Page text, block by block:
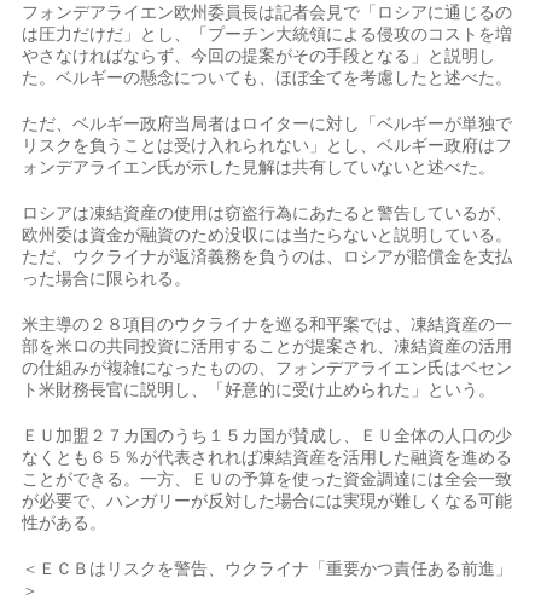
フォンデアライエン欧州委員長は記者会見で「ロシアに通じるの
は圧力だけだ」とし、「プーチン大統領による侵攻のコストを増
やさなければならず、今回の提案がその手段となる」と説明し
た。ベルギーの懸念についても、ほぼ全てを考慮したと述べた。
ただ、ベルギー政府当局者はロイターに対し「ベルギーが単独で
リスクを負うことは受け入れられない」とし、ベルギー政府はフ
ォンデアライエン氏が示した見解は共有していないと述べた。
ロシアは凍結資産の使用は窃盗行為にあたると警告しているが、
欧州委は資金が融資のため没収には当たらないと説明している。
ただ、ウクライナが返済義務を負うのは、ロシアが賠償金を支払
った場合に限られる。
米主導の２８項目のウクライナを巡る和平案では、凍結資産の一
部を米ロの共同投資に活用することが提案され、凍結資産の活用
の仕組みが複雑になったものの、フォンデアライエン氏はベセン
ト米財務長官に説明し、「好意的に受け止められた」という。
ＥＵ加盟２７カ国のうち１５カ国が賛成し、ＥＵ全体の人口の少
なくとも６５％が代表されれば凍結資産を活用した融資を進める
ことができる。一方、ＥＵの予算を使った資金調達には全会一致
が必要で、ハンガリーが反対した場合には実現が難しくなる可能
性がある。
＜ＥＣＢはリスクを警告、ウクライナ「重要かつ責任ある前進」
＞